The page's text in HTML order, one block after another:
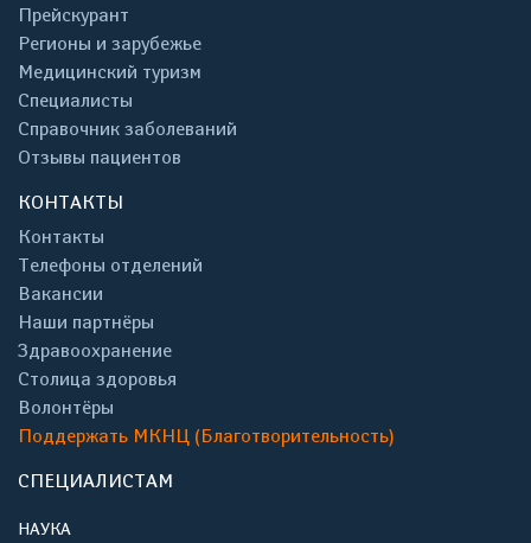
Прейскурант
Регионы и зарубежье
Медицинский туризм
Специалисты
Справочник заболеваний
Отзывы пациентов
КОНТАКТЫ
Контакты
Телефоны отделений
Вакансии
Наши партнёры
Здравоохранение
Столица здоровья
Волонтёры
Поддержать МКНЦ (Благотворительность)
СПЕЦИАЛИСТАМ
НАУКА